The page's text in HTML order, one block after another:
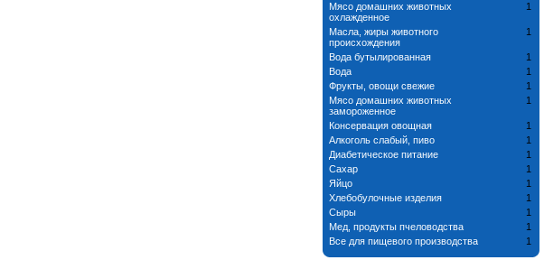
Мясо домашних животных
охлажденное
1
Масла, жиры животного
происхождения
1
Вода бутылированная
1
Вода
1
Фрукты, овощи свежие
1
Мясо домашних животных
замороженное
1
Консервация овощная
1
Алкоголь слабый, пиво
1
Диабетическое питание
1
Сахар
1
Яйцо
1
Хлебобулочные изделия
1
Сыры
1
Мед, продукты пчеловодства
1
Все для пищевого производства
1